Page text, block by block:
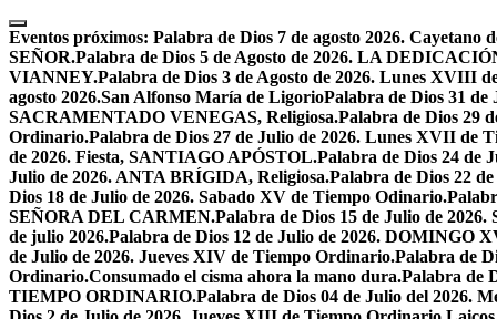
Eventos próximos: Palabra de Dios 7 de agosto 2026. Cayetano
SEÑOR.Palabra de Dios 5 de Agosto de 2026. LA
VIANNEY.Palabra de Dios 3 de Agosto de 2026. Lunes XVIII
agosto 2026.San Alfonso María de LigorioPalabra de Dios 31
SACRAMENTADO VENEGAS, Religiosa.Palabra de Dios 29
Ordinario.Palabra de Dios 27 de Julio de 2026. Lunes XVII de
de 2026. Fiesta, SANTIAGO APÓSTOL.Palabra de Dios 24 de
Julio de 2026. ANTA BRÍGIDA, Religiosa.Palabra de Dios 22
Dios 18 de Julio de 2026. Sabado XV de Tiempo Odinario.
SEÑORA DEL CARMEN.Palabra de Dios 15 de Julio de
de julio 2026.Palabra de Dios 12 de Julio de 2026.
de Julio de 2026. Jueves XIV de Tiempo Ordinario.Palabra de
Ordinario.Consumado el cisma ahora la mano dura.Palabra de
TIEMPO ORDINARIO.Palabra de Dios 04 de Julio del 2026.